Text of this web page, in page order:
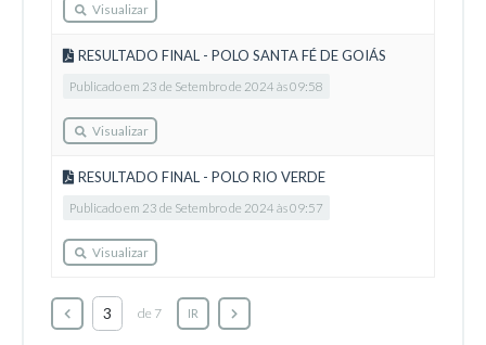
Visualizar
RESULTADO FINAL - POLO SANTA FÉ DE GOIÁS
Publicado em 23 de Setembro de 2024 às 09:58
Visualizar
RESULTADO FINAL - POLO RIO VERDE
Publicado em 23 de Setembro de 2024 às 09:57
Visualizar
de 7 IR